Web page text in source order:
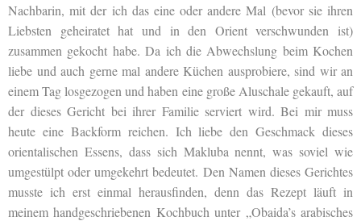
Nachbarin, mit der ich das eine oder andere Mal (bevor sie ihren
Liebsten geheiratet hat und in den Orient verschwunden ist)
zusammen gekocht habe. Da ich die Abwechslung beim Kochen
liebe und auch gerne mal andere Küchen ausprobiere, sind wir an
einem Tag losgezogen und haben eine große Aluschale gekauft, auf
der dieses Gericht bei ihrer Familie serviert wird. Bei mir muss
heute eine Backform reichen. Ich liebe den Geschmack dieses
orientalischen Essens, dass sich Makluba nennt, was soviel wie
umgestülpt oder umgekehrt bedeutet. Den Namen dieses Gerichtes
musste ich erst einmal herausfinden, denn das Rezept läuft in
meinem handgeschriebenen Kochbuch unter „Obaida’s arabisches